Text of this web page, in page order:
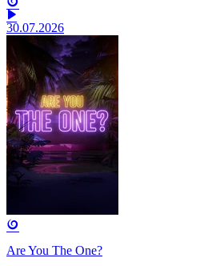
30.07.2026
Are You The One?